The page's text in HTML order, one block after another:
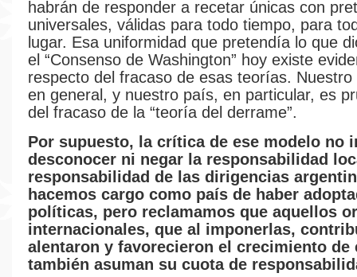
habrán de responder a recetar únicas con
universales, válidas para todo tiempo, para
lugar. Esa uniformidad que pretendía lo que
el “Consenso de Washington” hoy existe
respecto del fracaso de esas teorías. Nuestro
en general, y nuestro país, en particular, es
del fracaso de la “teoría del derrame”.
Por supuesto, la crítica de ese modelo no
desconocer ni negar la responsabilidad
responsabilidad de las dirigencias
hacemos cargo como país de haber
políticas, pero reclamamos que aquellos
internacionales, que al imponerlas,
alentaron y favorecieron el crecimiento de
también asuman su cuota de